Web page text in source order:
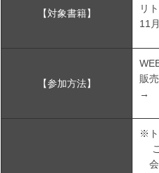
【対象書籍】
リ
11
【参加方法】
販
→
※ト
ご
会